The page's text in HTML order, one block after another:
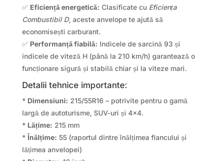
✅ Eficiență energetică: Clasificate cu Eficiența
Combustibil D, aceste anvelope te ajută să
economisești carburant.
✅ Performanță fiabilă: Indicele de sarcină 93 și
indicele de viteză H (până la 210 km/h) garantează o
funcționare sigură și stabilă chiar și la viteze mari.
Detalii tehnice importante:
* Dimensiuni: 215/55R16 – potrivite pentru o gamă
largă de autoturisme, SUV-uri și 4×4.
* Lățime: 215 mm
*Înălțime: 55 (raportul dintre înălțimea flancului și
lățimea anvelopei)